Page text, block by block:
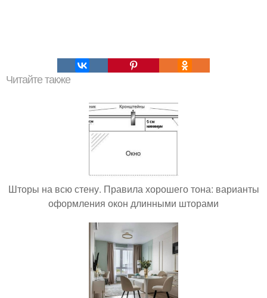
Читайте также
Шторы на всю стену. Правила хорошего тона: варианты
оформления окон длинными шторами